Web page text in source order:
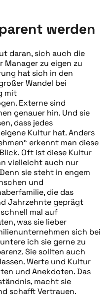
werden
daran, sich auch die
Manager zu eigen zu
hat sich in den
Wandel bei
mit
Externe sind
genauer hin. Und sie
dass jedes
Kultur hat. Anders
erkennt man diese
Oft ist diese Kultur
vielleicht auch nur
sie steht in engem
und
die das
Jahrzehnte geprägt
mal auf
was sie lieber
sich bei
ich sie gerne zu
Sie sollten auch
Werte und Kultur
und Anekdoten. Das
macht sie
schafft Vertrauen.